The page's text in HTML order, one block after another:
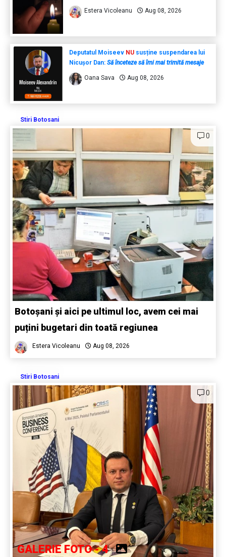
Estera Vicoleanu Aug 08, 2026
Deputatul Moiseev NU susține suspendarea lui
Nicușor Dan: Să înceteze să îmi mai trimită mesaje
Oana Sava Aug 08, 2026
Stiri Botosani
0
Botoșani și aici pe ultimul loc, avem cei mai
puțini bugetari din toată regiunea
Estera Vicoleanu Aug 08, 2026
Stiri Botosani
0
GALERIE FOTO - 4